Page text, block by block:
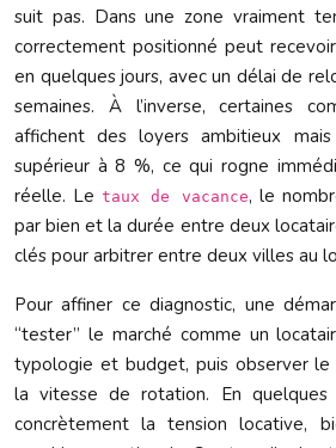
suit pas. Dans une zone vraiment
correctement positionné peut
en quelques jours, avec un délai de
semaines. À l’inverse, certaines
affichent des loyers ambitieux
supérieur à 8 %, ce qui rogne
réelle. Le taux de vacance, le
par bien et la durée entre deux
clés pour arbitrer entre deux villes au
Pour affiner ce diagnostic, une
“tester” le marché comme un
typologie et budget, puis observer le
la vitesse de rotation. En quelques
concrètement la tension locative,